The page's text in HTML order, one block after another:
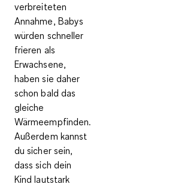
verbreiteten
Annahme, Babys
würden schneller
frieren als
Erwachsene,
haben sie daher
schon bald das
gleiche
Wärmeempfinden.
Außerdem kannst
du sicher sein,
dass sich dein
Kind lautstark